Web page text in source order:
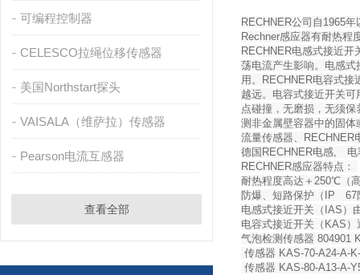
可编程控制器
CELESCO拉绳位移传感器
美国Northstart探头
VAISALA（维萨拉）传感器
Pearson电流互感器
查看全部
RECHNER公司自1965
Rechner感应器有耐热
RECHNER电感式接近
荡电流产生影响。电感
用。RECHNER电容式
越远。电容式接近开关
点碰撞，无磨损，无须
测非金属壁容器中的固体
流量传感器、RECHNER
德国RECHNER电感,
RECHNER感应器特点：
耐热程度高达＋250℃（
防爆、短路保护（IP 67
电感式接近开关（IAS
电容式接近开关（KAS
气泡检测传感器 804901
传感器 KAS-70-A24-A-
传感器 KAS-80-A13-A-